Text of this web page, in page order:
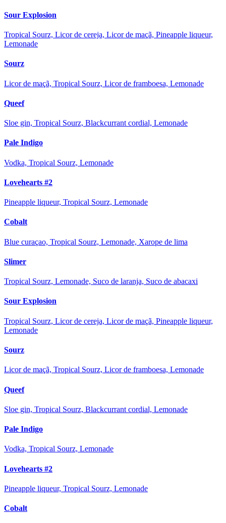
Sour Explosion
Tropical Sourz, Licor de cereja, Licor de maçã, Pineapple liqueur,
Lemonade
Sourz
Licor de maçã, Tropical Sourz, Licor de framboesa, Lemonade
Queef
Sloe gin, Tropical Sourz, Blackcurrant cordial, Lemonade
Pale Indigo
Vodka, Tropical Sourz, Lemonade
Lovehearts #2
Pineapple liqueur, Tropical Sourz, Lemonade
Cobalt
Blue curaçao, Tropical Sourz, Lemonade, Xarope de lima
Slimer
Tropical Sourz, Lemonade, Suco de laranja, Suco de abacaxi
Sour Explosion
Tropical Sourz, Licor de cereja, Licor de maçã, Pineapple liqueur,
Lemonade
Sourz
Licor de maçã, Tropical Sourz, Licor de framboesa, Lemonade
Queef
Sloe gin, Tropical Sourz, Blackcurrant cordial, Lemonade
Pale Indigo
Vodka, Tropical Sourz, Lemonade
Lovehearts #2
Pineapple liqueur, Tropical Sourz, Lemonade
Cobalt